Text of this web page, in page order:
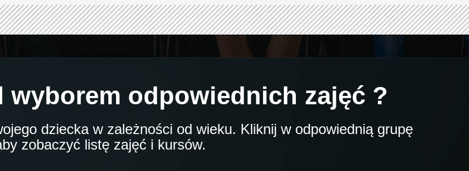
wyborem odpowiednich zajęć ?
dziecka w zależności od wieku. Kliknij w odpowiednią grupę
zobaczyć listę zajęć i kursów.